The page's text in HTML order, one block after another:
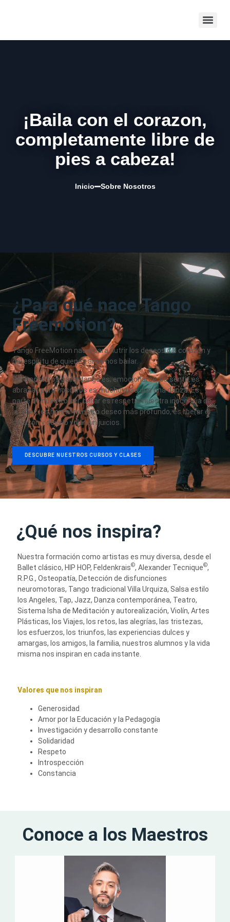
¡Baila con el corazon,
completamente libre de
pies a cabeza!
Inicio Sobre Nosotros
HISTORIA
¿Para qué nace Tango
Freemotion?
Tango FreeMotion nació para nutrir los deseos del corazón y
del espíritu de quienes amamos bailar.
Para nosotros bailar tango es; emocionarse, es sentir, es
abrazar, para nosotros es mucho más que una danza. Es
parte de nuestro ser, bailar es respetar nuestra inocencia de
la niñez, es honrar nuestro deseo más profundo, es liberar el
corazón y dejarlo volar sin juicios.
DESCUBRE NUESTROS CURSOS Y CLASES
¿Qué nos inspira?
Nuestra formación como artistas es muy diversa, desde el
Ballet clásico, HIP HOP, Feldenkrais©, Alexander Tecnique©,
R.P.G., Osteopatía, Detección de disfunciones
neuromotoras, Tango tradicional Villa Urquiza, Salsa estilo
los Angeles, Tap, Jazz, Danza contemporánea, Teatro,
Sistema Isha de Meditación y autorealización, Violín, Artes
Plásticas, los Viajes, los retos, las alegrías, las tristezas,
los esfuerzos, los triunfos, las experiencias dulces y
amargas, los amigos, la familia, nuestros alumnos y la vida
misma nos inspiran en cada instante.
Valores que nos inspiran
Generosidad
Amor por la Educación y la Pedagogía
Investigación y desarrollo constante
Solidaridad
Respeto
Introspección
Constancia
Conoce a los Maestros